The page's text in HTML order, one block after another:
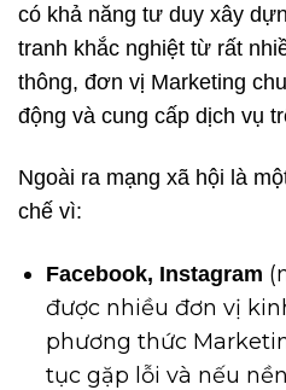
có khả năng tư duy xây
tranh khắc nghiệt từ rất
thông, đơn vị Marketing
động và cung cấp dịch vụ
Ngoài ra mạng xã hội là
chế vì:
Facebook, Instagram
được nhiều đơn vị
phương thức
tục gặp lỗi và nếu